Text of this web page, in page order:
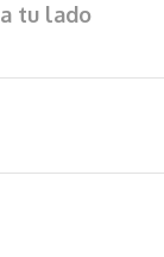
tu lado